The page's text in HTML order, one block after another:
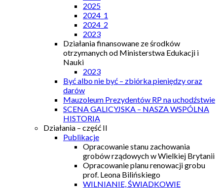
2025
2024_1
2024_2
2023
Działania finansowane ze środków
otrzymanych od Ministerstwa Edukacji i
Nauki
2023
Być albo nie być – zbiórka pieniędzy oraz
darów
Mauzoleum Prezydentów RP na uchodźstwie
SCENA GALICYJSKA – NASZA WSPÓLNA
HISTORIA
Działania – część II
Publikacje
Opracowanie stanu zachowania
grobów rządowych w Wielkiej Brytanii
Opracowanie planu renowacji grobu
prof. Leona Bilińskiego
WILNIANIE, ŚWIADKOWIE